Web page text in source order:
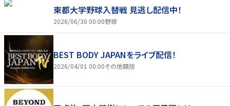
東都大学野球入替戦 見逃し配信中！
2026/06/30 00:00野球
BEST BODY JAPANをライブ配信！
2026/04/01 00:00その他競技